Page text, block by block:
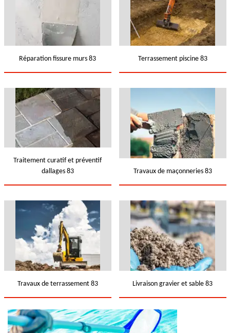
Réparation fissure murs 83 Terrassement piscine 83
Traitement curatif et préventif
dallages 83
Travaux de maçonneries 83
Travaux de terrassement 83 Livraison gravier et sable 83